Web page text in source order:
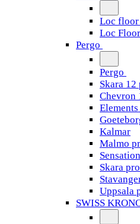
Loc floor
Loc
Pergo
Pergo
Skara 12
Chevron
Kalmar
Malmo
Skara pro
Uppsala
SWISS